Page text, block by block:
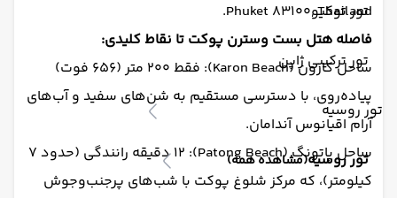
تور توکیو
تور ترکیبی ژاپن
تور روسیه
تور روسیه(مشاهده همه)
Phuket 83100, Thailand.
فاصله هتل بست وسترن پوکت تا نقاط کلیدی:
ساحل کارون (Karon Beach): فقط ۲۰۰ متر (۶۵۶ فوت)
پیاده‌روی، با دسترسی مستقیم به شن‌های سفید و آب‌های
آرام اقیانوس آندامان.
ساحل پاتونگ (Patong Beach): ۱۲ دقیقه رانندگی (حدود ۷
کیلومتر)، که مرکز شلوغ پوکت با شب‌های پرجنب‌وجوش